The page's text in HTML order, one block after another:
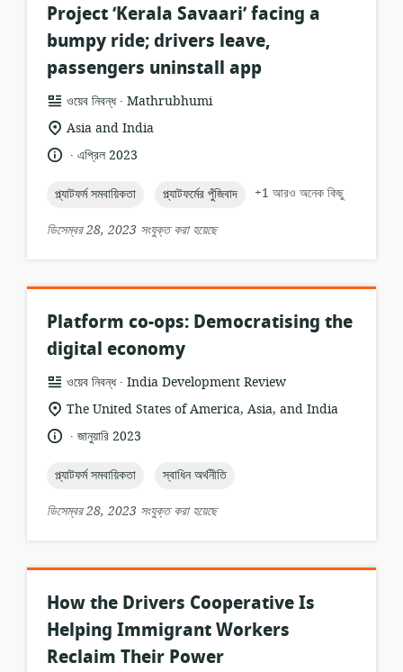
Project ‘Kerala Savaari’ facing a
bumpy ride; drivers leave,
passengers uninstall app
তথ্যসম্পদের
ফর্ম্যাট:
ওয়েব নিবন্ধ .
প্রকাশক:Mathrubhumi
প্রাসঙ্গিকতার
অবস্থান:
Asia and India
ভাষা: .
প্রকাশনারএপ্রিল 2023
topic:
প্ল্যাটফর্ম সমবায়িকতা topic:
প্ল্যাটফর্মের পুঁজিবাদ
+1 আরও অনেক কিছু
ডিসেম্বর 28, 2023 সংযুক্ত করা হয়েছে
Platform co-ops: Democratising the
digital economy
তথ্যসম্পদের
ফর্ম্যাট:
ওয়েব নিবন্ধ .
প্রকাশক:India Development Review
প্রাসঙ্গিকতার
অবস্থান:
The United States of America, Asia, and India
ভাষা: .
প্রকাশনারজানুয়ারি 2023
topic:
প্ল্যাটফর্ম সমবায়িকতা topic:
স্বাধিন অর্থনীতি
ডিসেম্বর 28, 2023 সংযুক্ত করা হয়েছে
How the Drivers Cooperative Is
Helping Immigrant Workers
Reclaim Their Power